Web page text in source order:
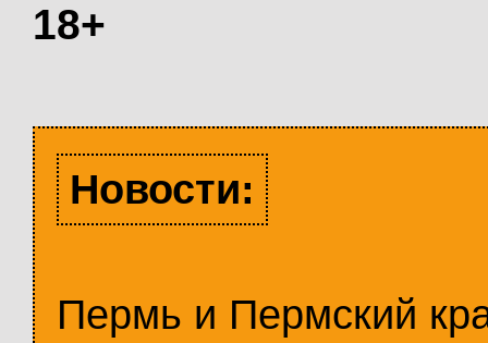
18+
Новости:
Пермь и Пермский